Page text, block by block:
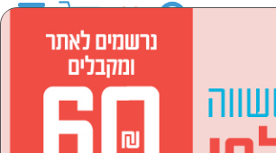
רשימת קטגוריות